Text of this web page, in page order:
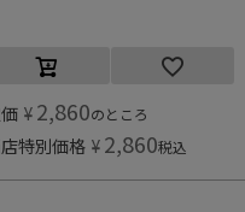
¥ 2,860のところ
特別価格 ¥ 2,860税込